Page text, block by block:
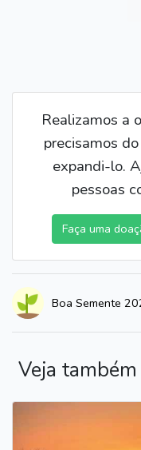
Realizamos a
precisamos
expandi-lo.
pessoas
Faça uma
Boa Semente
Veja também